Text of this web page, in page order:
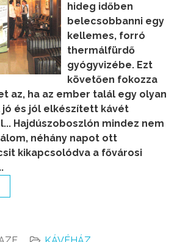
hideg időben
belecsobbanni egy
kellemes, forró
thermálfürdő
gyógyvizébe. Ezt
követően fokozza
az, ha az ember talál egy olyan
jó és jól elkészített kávét
Hajdúszoboszlón mindez nem
néhány napot ott
kikapcsolódva a fővárosi